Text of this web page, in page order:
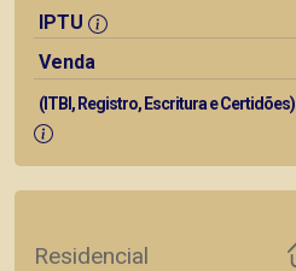
IPTU
Venda
(ITBI, Registro, Escritura e Certidões)
Residencial